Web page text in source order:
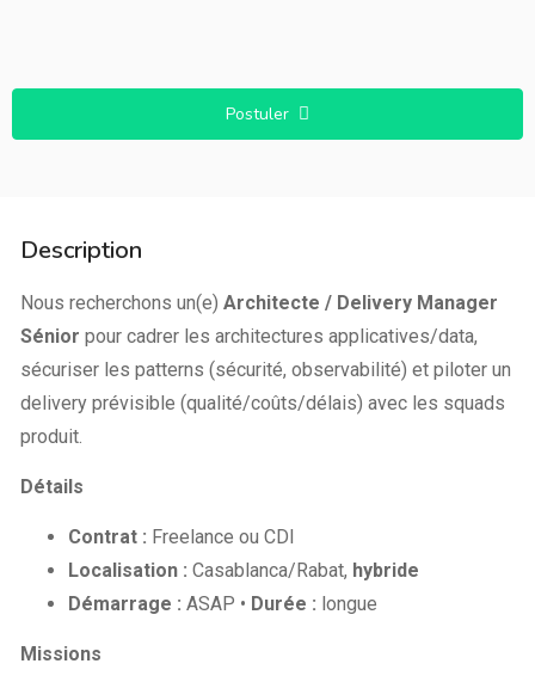
Postuler
Description
Nous recherchons un(e) Architecte / Delivery Manager
Sénior pour cadrer les architectures applicatives/data,
sécuriser les patterns (sécurité, observabilité) et piloter un
delivery prévisible (qualité/coûts/délais) avec les squads
produit.
Détails
Contrat : Freelance ou CDI
Localisation : Casablanca/Rabat, hybride
Démarrage : ASAP • Durée : longue
Missions